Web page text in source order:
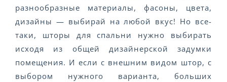
разнообразные материалы, фасоны, цвета,
дизайны — выбирай на любой вкус! Но все-
таки, шторы для спальни нужно выбирать
исходя из общей дизайнерской задумки
помещения. И если с внешним видом штор, с
выбором нужного варианта, больших